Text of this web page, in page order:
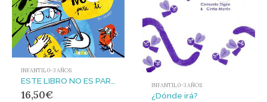
INFANTIL 0-3 AÑOS
16,50€
INFANTIL 0-3 AÑOS
¿Dónde irá?